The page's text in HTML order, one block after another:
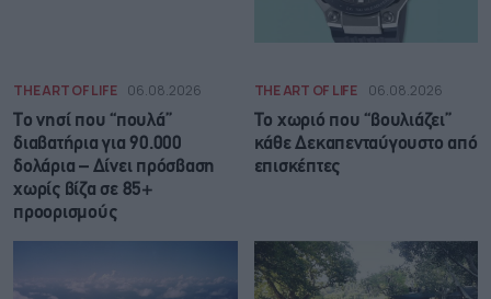
THE ART OF LIFE 06.08.2026
Το νησί που “πουλά”
διαβατήρια για 90.000
δολάρια – Δίνει πρόσβαση
χωρίς βίζα σε 85+
προορισμούς
THE ART OF LIFE 06.08.2026
Το χωριό που “βουλιάζει”
κάθε Δεκαπενταύγουστο από
επισκέπτες